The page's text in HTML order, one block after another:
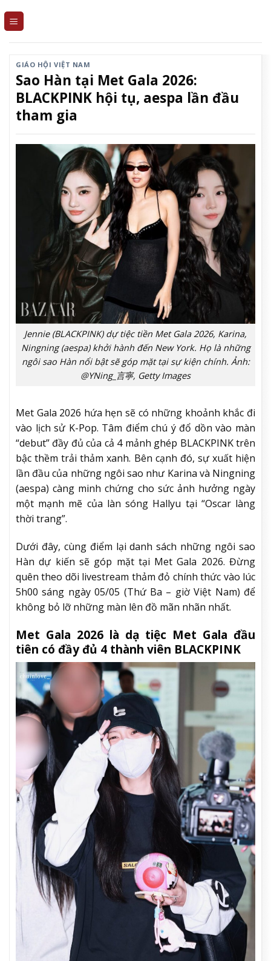
GIÁO HỘI VIỆT NAM
Sao Hàn tại Met Gala 2026:
BLACKPINK hội tụ, aespa lần đầu
tham gia
Jennie (BLACKPINK) dự tiệc tiền Met Gala 2026, Karina,
Ningning (aespa) khởi hành đến New York. Họ là những
ngôi sao Hàn nổi bật sẽ góp mặt tại sự kiện chính. Ảnh:
@YNing_言寧, Getty Images
Met Gala 2026 hứa hẹn sẽ có những khoảnh khắc đi
vào lịch sử K-Pop. Tâm điểm chú ý đổ dồn vào màn
“debut” đầy đủ của cả 4 mảnh ghép BLACKPINK trên
bậc thềm trải thảm xanh. Bên cạnh đó, sự xuất hiện
lần đầu của những ngôi sao như Karina và Ningning
(aespa) càng minh chứng cho sức ảnh hưởng ngày
một mạnh mẽ của làn sóng Hallyu tại “Oscar làng
thời trang”.
Dưới đây, cùng điểm lại danh sách những ngôi sao
Hàn dự kiến sẽ góp mặt tại Met Gala 2026. Đừng
quên theo dõi livestream thảm đỏ chính thức vào lúc
5h00 sáng ngày 05/05 (Thứ Ba – giờ Việt Nam) để
không bỏ lỡ những màn lên đồ mãn nhãn nhất.
Met Gala 2026 là dạ tiệc Met Gala đầu
tiên có đầy đủ 4 thành viên BLACKPINK